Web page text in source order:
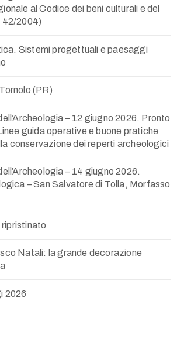
al Codice dei beni culturali e del
42/2004)
Sistemi progettuali e paesaggi
(PR)
– 12 giugno 2026. Pronto
guida operative e buone pratiche
conservazione dei reperti archeologici
– 14 giugno 2026.
– San Salvatore di Tolla, Morfasso
Natali: la grande decorazione
2026